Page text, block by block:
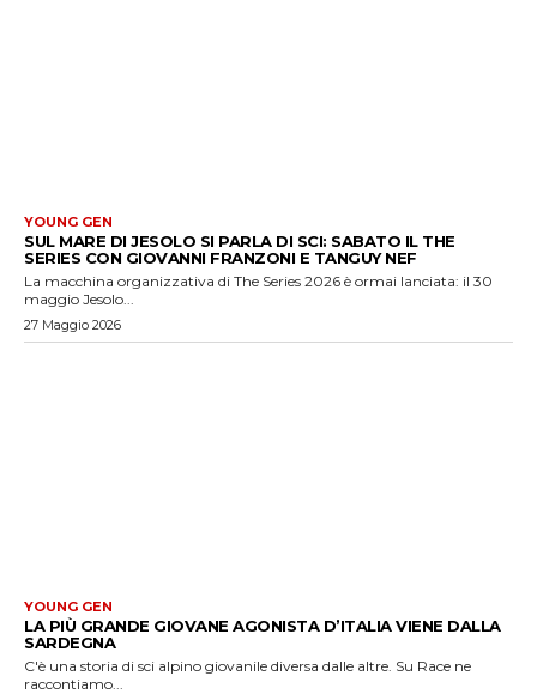
YOUNG GEN
SUL MARE DI JESOLO SI PARLA DI SCI: SABATO IL THE
SERIES CON GIOVANNI FRANZONI E TANGUY NEF
La macchina organizzativa di The Series 2026 è ormai lanciata: il 30
maggio Jesolo...
27 Maggio 2026
YOUNG GEN
LA PIÙ GRANDE GIOVANE AGONISTA D’ITALIA VIENE DALLA
SARDEGNA
C'è una storia di sci alpino giovanile diversa dalle altre. Su Race ne
raccontiamo...